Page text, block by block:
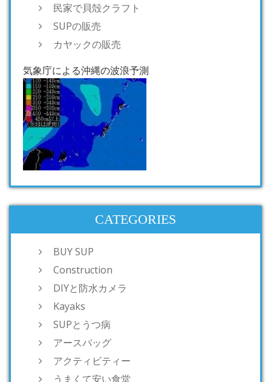
民家で貝殻クラフト
SUPの販売
カヤックの販売
気象庁による沖縄の波浪予測
CATEGORIES
BUY SUP
Construction
DIYと防水カメラ
Kayaks
SUPとうつ病
アースバッグ
アクティビティー
うまくて安い食堂